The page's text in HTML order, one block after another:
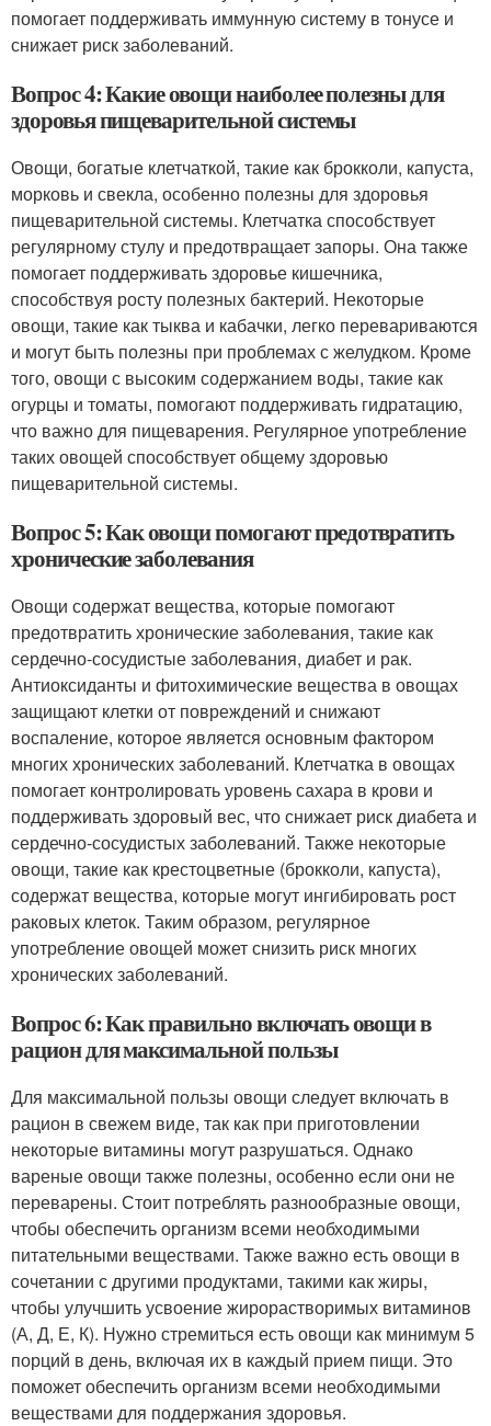
помогает поддерживать иммунную систему в тонусе и
снижает риск заболеваний.
Вопрос 4: Какие овощи наиболее полезны для
здоровья пищеварительной системы
Овощи, богатые клетчаткой, такие как брокколи, капуста,
морковь и свекла, особенно полезны для здоровья
пищеварительной системы. Клетчатка способствует
регулярному стулу и предотвращает запоры. Она также
помогает поддерживать здоровье кишечника,
способствуя росту полезных бактерий. Некоторые
овощи, такие как тыква и кабачки, легко перевариваются
и могут быть полезны при проблемах с желудком. Кроме
того, овощи с высоким содержанием воды, такие как
огурцы и томаты, помогают поддерживать гидратацию,
что важно для пищеварения. Регулярное употребление
таких овощей способствует общему здоровью
пищеварительной системы.
Вопрос 5: Как овощи помогают предотвратить
хронические заболевания
Овощи содержат вещества, которые помогают
предотвратить хронические заболевания, такие как
сердечно-сосудистые заболевания, диабет и рак.
Антиоксиданты и фитохимические вещества в овощах
защищают клетки от повреждений и снижают
воспаление, которое является основным фактором
многих хронических заболеваний. Клетчатка в овощах
помогает контролировать уровень сахара в крови и
поддерживать здоровый вес, что снижает риск диабета и
сердечно-сосудистых заболеваний. Также некоторые
овощи, такие как крестоцветные (брокколи, капуста),
содержат вещества, которые могут ингибировать рост
раковых клеток. Таким образом, регулярное
употребление овощей может снизить риск многих
хронических заболеваний.
Вопрос 6: Как правильно включать овощи в
рацион для максимальной пользы
Для максимальной пользы овощи следует включать в
рацион в свежем виде, так как при приготовлении
некоторые витамины могут разрушаться. Однако
вареные овощи также полезны, особенно если они не
переварены. Стоит потреблять разнообразные овощи,
чтобы обеспечить организм всеми необходимыми
питательными веществами. Также важно есть овощи в
сочетании с другими продуктами, такими как жиры,
чтобы улучшить усвоение жирорастворимых витаминов
(А, Д, Е, К). Нужно стремиться есть овощи как минимум 5
порций в день, включая их в каждый прием пищи. Это
поможет обеспечить организм всеми необходимыми
веществами для поддержания здоровья.